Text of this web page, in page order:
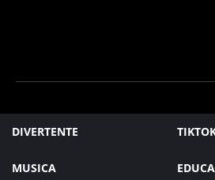
DIVERTENTE
MUSICA